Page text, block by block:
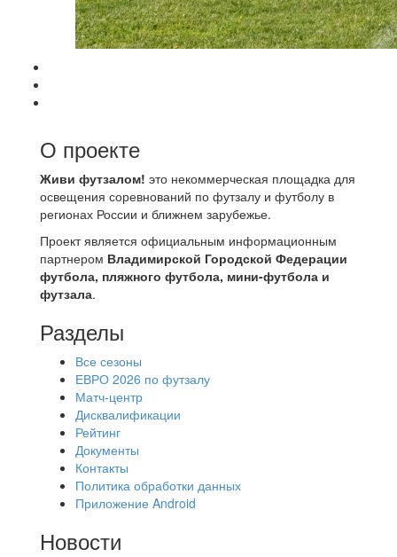
О проекте
Живи футзалом! это некоммерческая площадка для
освещения соревнований по футзалу и футболу в
регионах России и ближнем зарубежье.
Проект является официальным информационным
партнером Владимирской Городской Федерации
футбола, пляжного футбола, мини-футбола и
футзала.
Разделы
Все сезоны
ЕВРО 2026 по футзалу
Матч-центр
Дисквалификации
Рейтинг
Документы
Контакты
Политика обработки данных
Приложение Android
Новости